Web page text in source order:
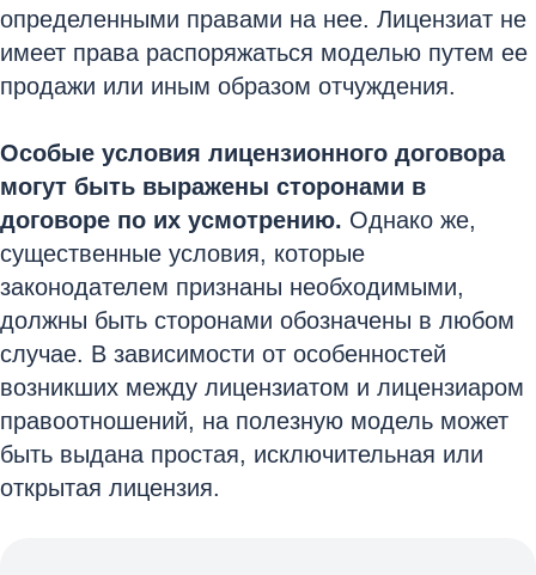
определенными правами на нее. Лицензиат не
имеет права распоряжаться моделью путем ее
продажи или иным образом отчуждения.
Особые условия лицензионного договора
могут быть выражены сторонами в
договоре по их усмотрению. Однако же,
существенные условия, которые
законодателем признаны необходимыми,
должны быть сторонами обозначены в любом
случае. В зависимости от особенностей
возникших между лицензиатом и лицензиаром
правоотношений, на полезную модель может
быть выдана простая, исключительная или
открытая лицензия.